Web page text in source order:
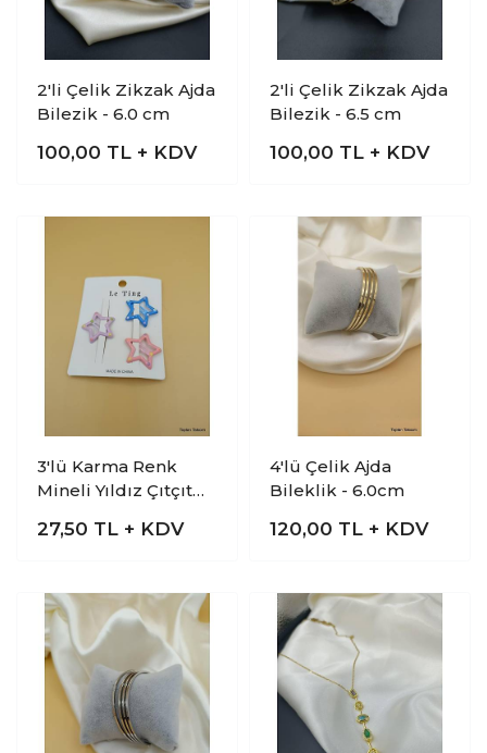
2'li Çelik Zikzak Ajda
Bilezik - 6.0 cm
100,00 TL + KDV
2'li Çelik Zikzak Ajda
Bilezik - 6.5 cm
100,00 TL + KDV
3'lü Karma Renk
Mineli Yıldız Çıtçıt
27,50 TL + KDV
4'lü Çelik Ajda
Bileklik - 6.0cm
120,00 TL + KDV